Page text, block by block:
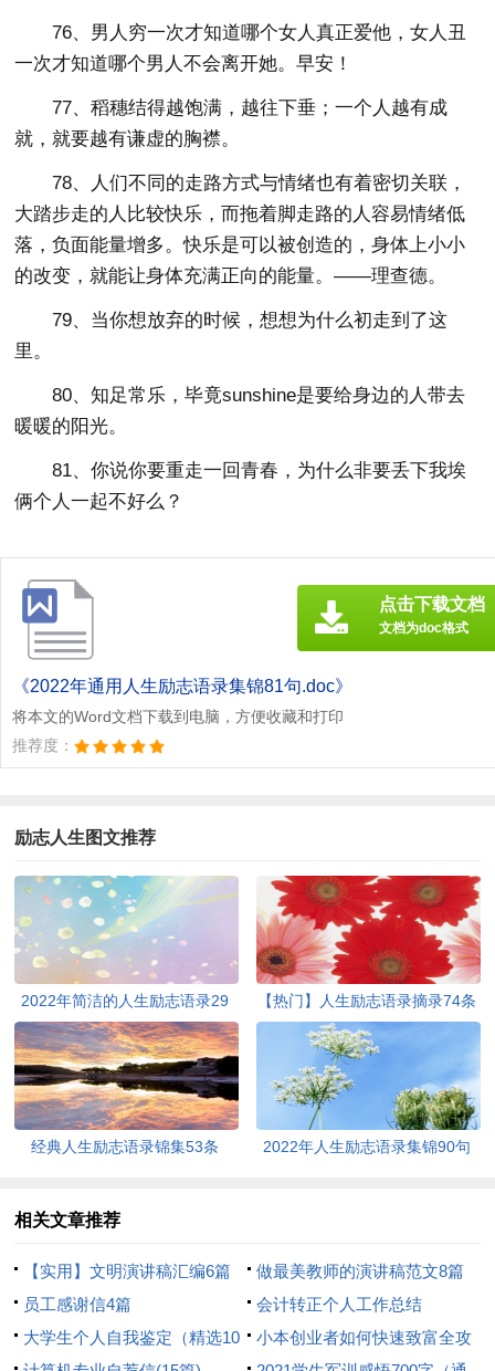
76、男人穷一次才知道哪个女人真正爱他，女人丑
一次才知道哪个男人不会离开她。早安！
77、稻穗结得越饱满，越往下垂；一个人越有成
就，就要越有谦虚的胸襟。
78、人们不同的走路方式与情绪也有着密切关联，
大踏步走的人比较快乐，而拖着脚走路的人容易情绪低
落，负面能量增多。快乐是可以被创造的，身体上小小
的改变，就能让身体充满正向的能量。——理查德。
79、当你想放弃的时候，想想为什么初走到了这
里。
80、知足常乐，毕竟sunshine是要给身边的人带去
暖暖的阳光。
81、你说你要重走一回青春，为什么非要丢下我埃
俩个人一起不好么？
《2022年通用人生励志语录集锦81句.doc》
将本文的Word文档下载到电脑，方便收藏和打印
推荐度：
点击下载文档
文档为doc格式
励志人生图文推荐
2022年简洁的人生励志语录29
条
【热门】人生励志语录摘录74条
经典人生励志语录锦集53条 2022年人生励志语录集锦90句
相关文章推荐
【实用】文明演讲稿汇编6篇
做最美教师的演讲稿范文8篇
员工感谢信4篇
会计转正个人工作总结
大学生个人自我鉴定（精选10
小本创业者如何快速致富全攻